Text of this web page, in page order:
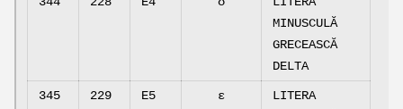
MINUSCULĂ
GRECEASCĂ
DELTA
345 229 E5 ε
LITERA